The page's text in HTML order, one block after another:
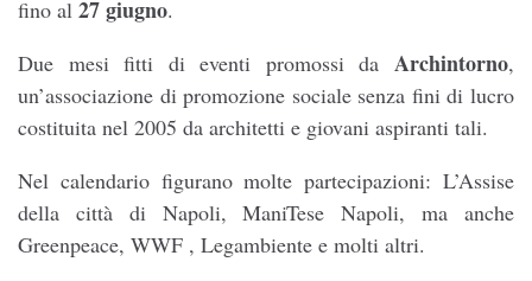
fino al 27 giugno.
Due mesi fitti di eventi promossi da Archintorno,
un’associazione di promozione sociale senza fini di lucro
costituita nel 2005 da architetti e giovani aspiranti tali.
Nel calendario figurano molte partecipazioni: L’Assise
della città di Napoli, ManiTese Napoli, ma anche
Greenpeace, WWF , Legambiente e molti altri.